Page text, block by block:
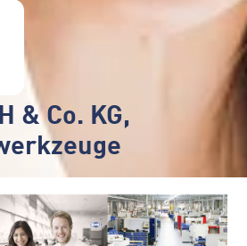
& Co. KG,